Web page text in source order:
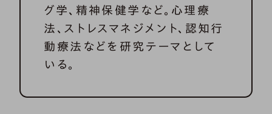
グ学、精神保健学など。心理療
法、ストレスマネジメント、認知行
動療法などを研究テーマとして
いる。